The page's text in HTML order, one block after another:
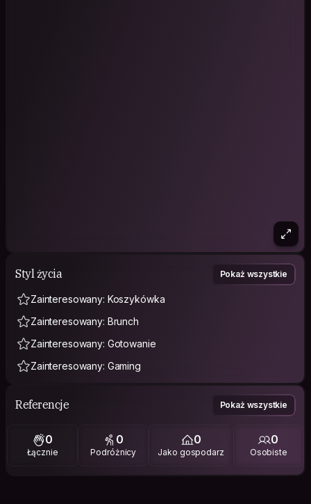
Styl życia Pokaż wszystkie
Zainteresowany: Koszykówka
Zainteresowany: Brunch
Zainteresowany: Gotowanie
Zainteresowany: Gaming
Referencje Pokaż wszystkie
0
Łącznie
0
Podróżnicy
0
Jako gospodarz
0
Osobiste